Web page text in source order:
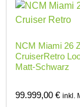
NCM Miami 26
CruiserRetro
Matt-Schwarz
99.999,00 € inkl.